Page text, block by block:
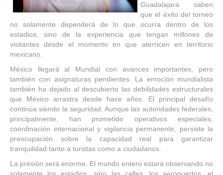
Guadalajara saben
que el éxito del torneo
no solamente dependerá de lo que ocurra dentro de los
estadios, sino de la experiencia que tengan millones de
visitantes desde el momento en que aterricen en territorio
mexicano.
México llegará al Mundial con avances importantes, pero
también con asignaturas pendientes. La emoción mundialista
también ha dejado al descubierto las debilidades estructurales
que México arrastra desde hace años. El principal desafío
continúa siendo la seguridad. Aunque las autoridades federales,
principalmente, han prometido operativos especiales,
coordinación internacional y vigilancia permanente, persiste la
preocupación sobre la capacidad real para garantizar
tranquilidad tanto a turistas como a ciudadanos.
La presión será enorme. El mundo entero estará observando no